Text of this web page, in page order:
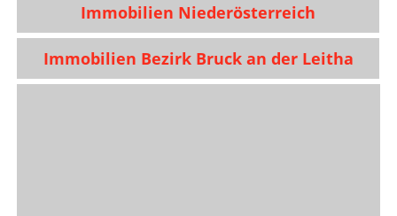
Immobilien Niederösterreich
Immobilien Bezirk Bruck an der Leitha